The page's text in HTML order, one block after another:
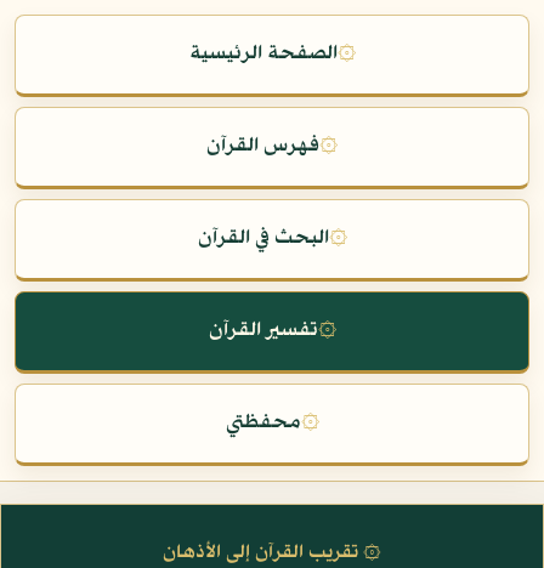
۞الصفحة الرئيسية
۞فهرس القرآن
۞البحث في القرآن
۞تفسير القرآن
۞محفظتي
۞ تقريب القرآن إلى الأذهان